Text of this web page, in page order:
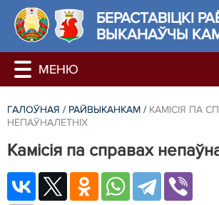
БЕРАСТАВIЦКI
ВЫКАНАЎЧЫ
ГАЛОЎНАЯ / РАЙВЫКАНКАМ / КАМІСІЯ ПА
НЕПАЎНАЛЕТНІХ
Камісія па справах